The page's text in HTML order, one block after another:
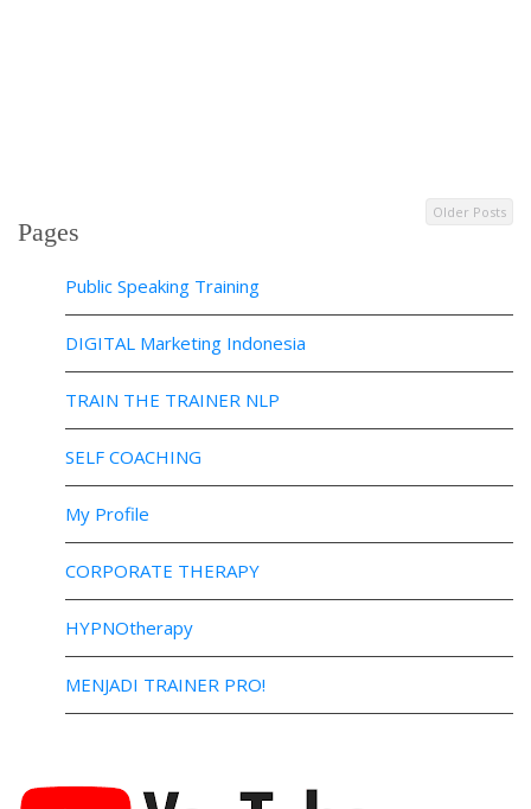
Older Posts
Pages
Public Speaking Training
DIGITAL Marketing Indonesia
TRAIN THE TRAINER NLP
SELF COACHING
My Profile
CORPORATE THERAPY
HYPNOtherapy
MENJADI TRAINER PRO!